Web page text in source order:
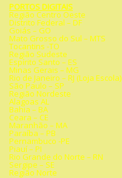
PORTOS DIGITAIS
Região Centro Oeste
Distrito Federal – DF
Goiás – GO
Mato Grosso do Sul – MTS
Tocantins -TO
Região Sudeste
Espírito Santo – ES
Minas Gerais – MG
Rio de Janeiro – RJ (Loja Escola)
São Paulo – SP
Região Nordeste
Alagoas AL
Bahia – BA
Ceara – CE
Maranhão – MA
Paraíba – PB
Pernambuco -PE
Piauí – PI
Rio Grande do Norte – RN
Sergipe – SE
Região Norte